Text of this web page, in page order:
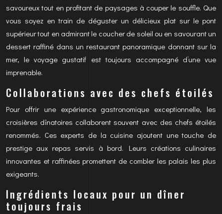
savoureux tout en profitant de paysages à couper le souffle. Que
vous soyez en train de déguster un délicieux plat sur le pont
supérieur tout en admirant le coucher de soleil ou en savourant un
dessert raffiné dans un restaurant panoramique donnant sur la
mer, le voyage gustatif est toujours accompagné d’une vue
imprenable.
Collaborations avec des chefs étoilés
Pour offrir une expérience gastronomique exceptionnelle, les
croisières dînatoires collaborent souvent avec des chefs étoilés
renommés. Ces experts de la cuisine ajoutent une touche de
prestige aux repas servis à bord. Leurs créations culinaires
innovantes et raffinées promettent de combler les palais les plus
exigeants.
Ingrédients locaux pour un dîner
toujours frais